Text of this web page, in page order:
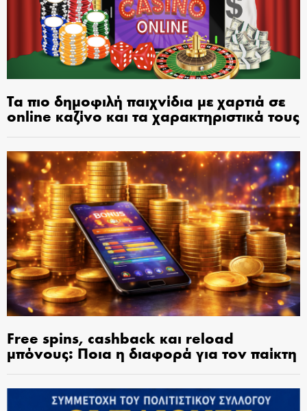
Τα πιο δημοφιλή παιχνίδια με χαρτιά σε
online καζίνο και τα χαρακτηριστικά τους
Free spins, cashback και reload
μπόνους: Ποια η διαφορά για τον παίκτη